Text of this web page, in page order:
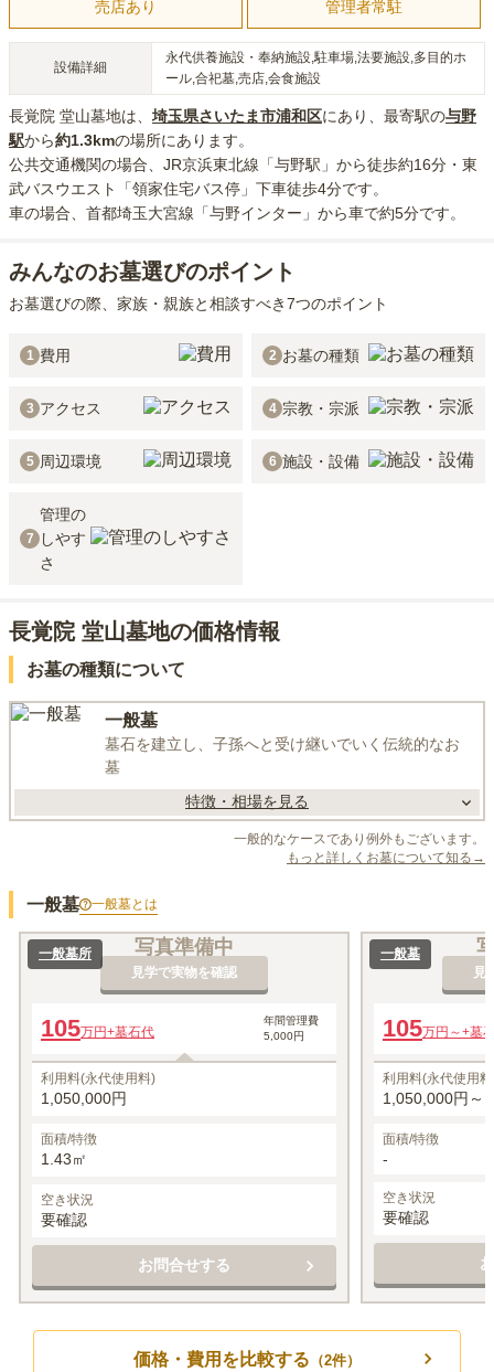
売店あり 管理者常駐
設備詳細
永代供養施設・奉納施設,駐車場,法要施設,多目的ホ
ール,合祀墓,売店,会食施設
長覚院 堂山墓地は、 埼玉県さいたま市浦和区にあり 、最寄駅の与野
駅から約1.3kmの場所にあり ます。
公共交通機関の場合 、JR京浜東北線「与野駅」から徒歩約16分・東
武バスウエスト「領家住宅バス停」下車徒歩4分です。
車の場合 、首都埼玉大宮線「与野インター」から車で約5分です。
みんなのお墓選びのポイント
お墓選びの際、家族・親族と相談すべき7つのポイント
1 費用 2 お墓の種類
3 アクセス 4 宗教・宗派
5 周辺環境 6 施設・設備
7
管理の
しやす
さ
長覚院 堂山墓地の価格情報
お墓の種類について
一般墓
墓石を建立し、子孫へと受け継いでいく伝統的なお
墓
特徴・相場を見る
一般的なケースであり例外もございます。
もっと詳しくお墓について知る→
一般墓 一般墓とは
写真準備中
見学で実物を確認
一般墓所
105万円+墓石代
年間管理費
5,000円
利用料(永代使用料)
1,050,000円
面積/特徴
1.43㎡
空き状況
要確認
お問合せする
見
一般墓
105万円～+墓
利用料(永代使用
1,050,000円～
面積/特徴
-
空き状況
要確認
価格・費用を比較する （2件）